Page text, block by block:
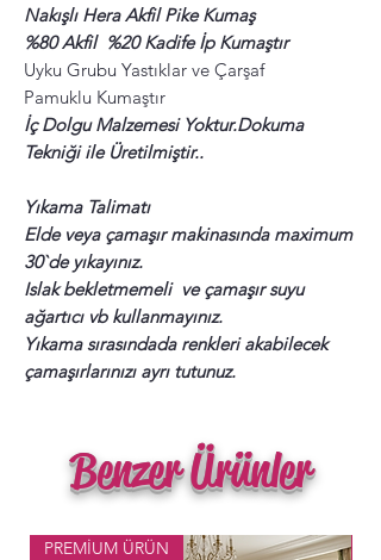
Nakışlı Hera Akfil Pike Kumaş
%80 Akfil %20 Kadife İp Kumaştır
Uyku Grubu Yastıklar ve Çarşaf
Pamuklu Kumaştır
İç Dolgu Malzemesi Yoktur.Dokuma
Tekniği ile Üretilmiştir..
Yıkama Talimatı
Elde veya çamaşır makinasında maximum
30`de yıkayınız.
Islak bekletmemeli ve çamaşır suyu
ağartıcı vb kullanmayınız.
Yıkama sırasındada renkleri akabilecek
çamaşırlarınızı ayrı tutunuz.
Benzer Ürünler
PREMİUM ÜRÜN